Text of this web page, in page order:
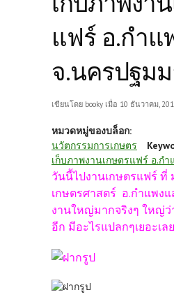
แฟร์ อ.กำแ
จ.นครปฐม
เขียนโดย booky เมื่อ 10 ธันวาคม,
หมวดหมู่ของบล็อก:
นวัตกรรมการเกษตร
เก็บภาพงานเกษตรแฟร์ อ.ก
วันนี้ไปงานเกษตรแฟร์ ที่
เกษตรศาสตร์ อ.กำแพง
งานใหญ่มากจริงๆ ใหญ่ว่
อีก มีอะไรแปลกๆเยอะเล